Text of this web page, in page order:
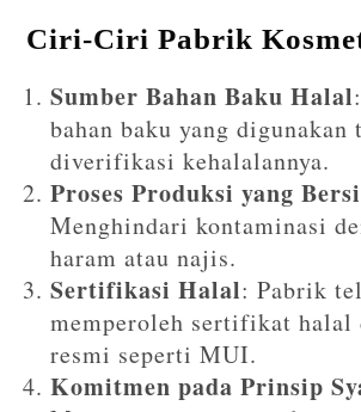
Ciri-Ciri Pabrik
Sumber Bahan Baku Halal
bahan baku yang digunakan
diverifikasi kehalalannya.
Proses Produksi yang
Menghindari kontaminasi
haram atau najis.
Sertifikasi Halal: Pabrik
memperoleh sertifikat halal
resmi seperti MUI.
Komitmen pada Prinsip